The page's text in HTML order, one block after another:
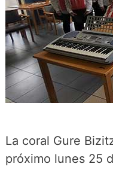
La coral Gure
próximo lunes 25